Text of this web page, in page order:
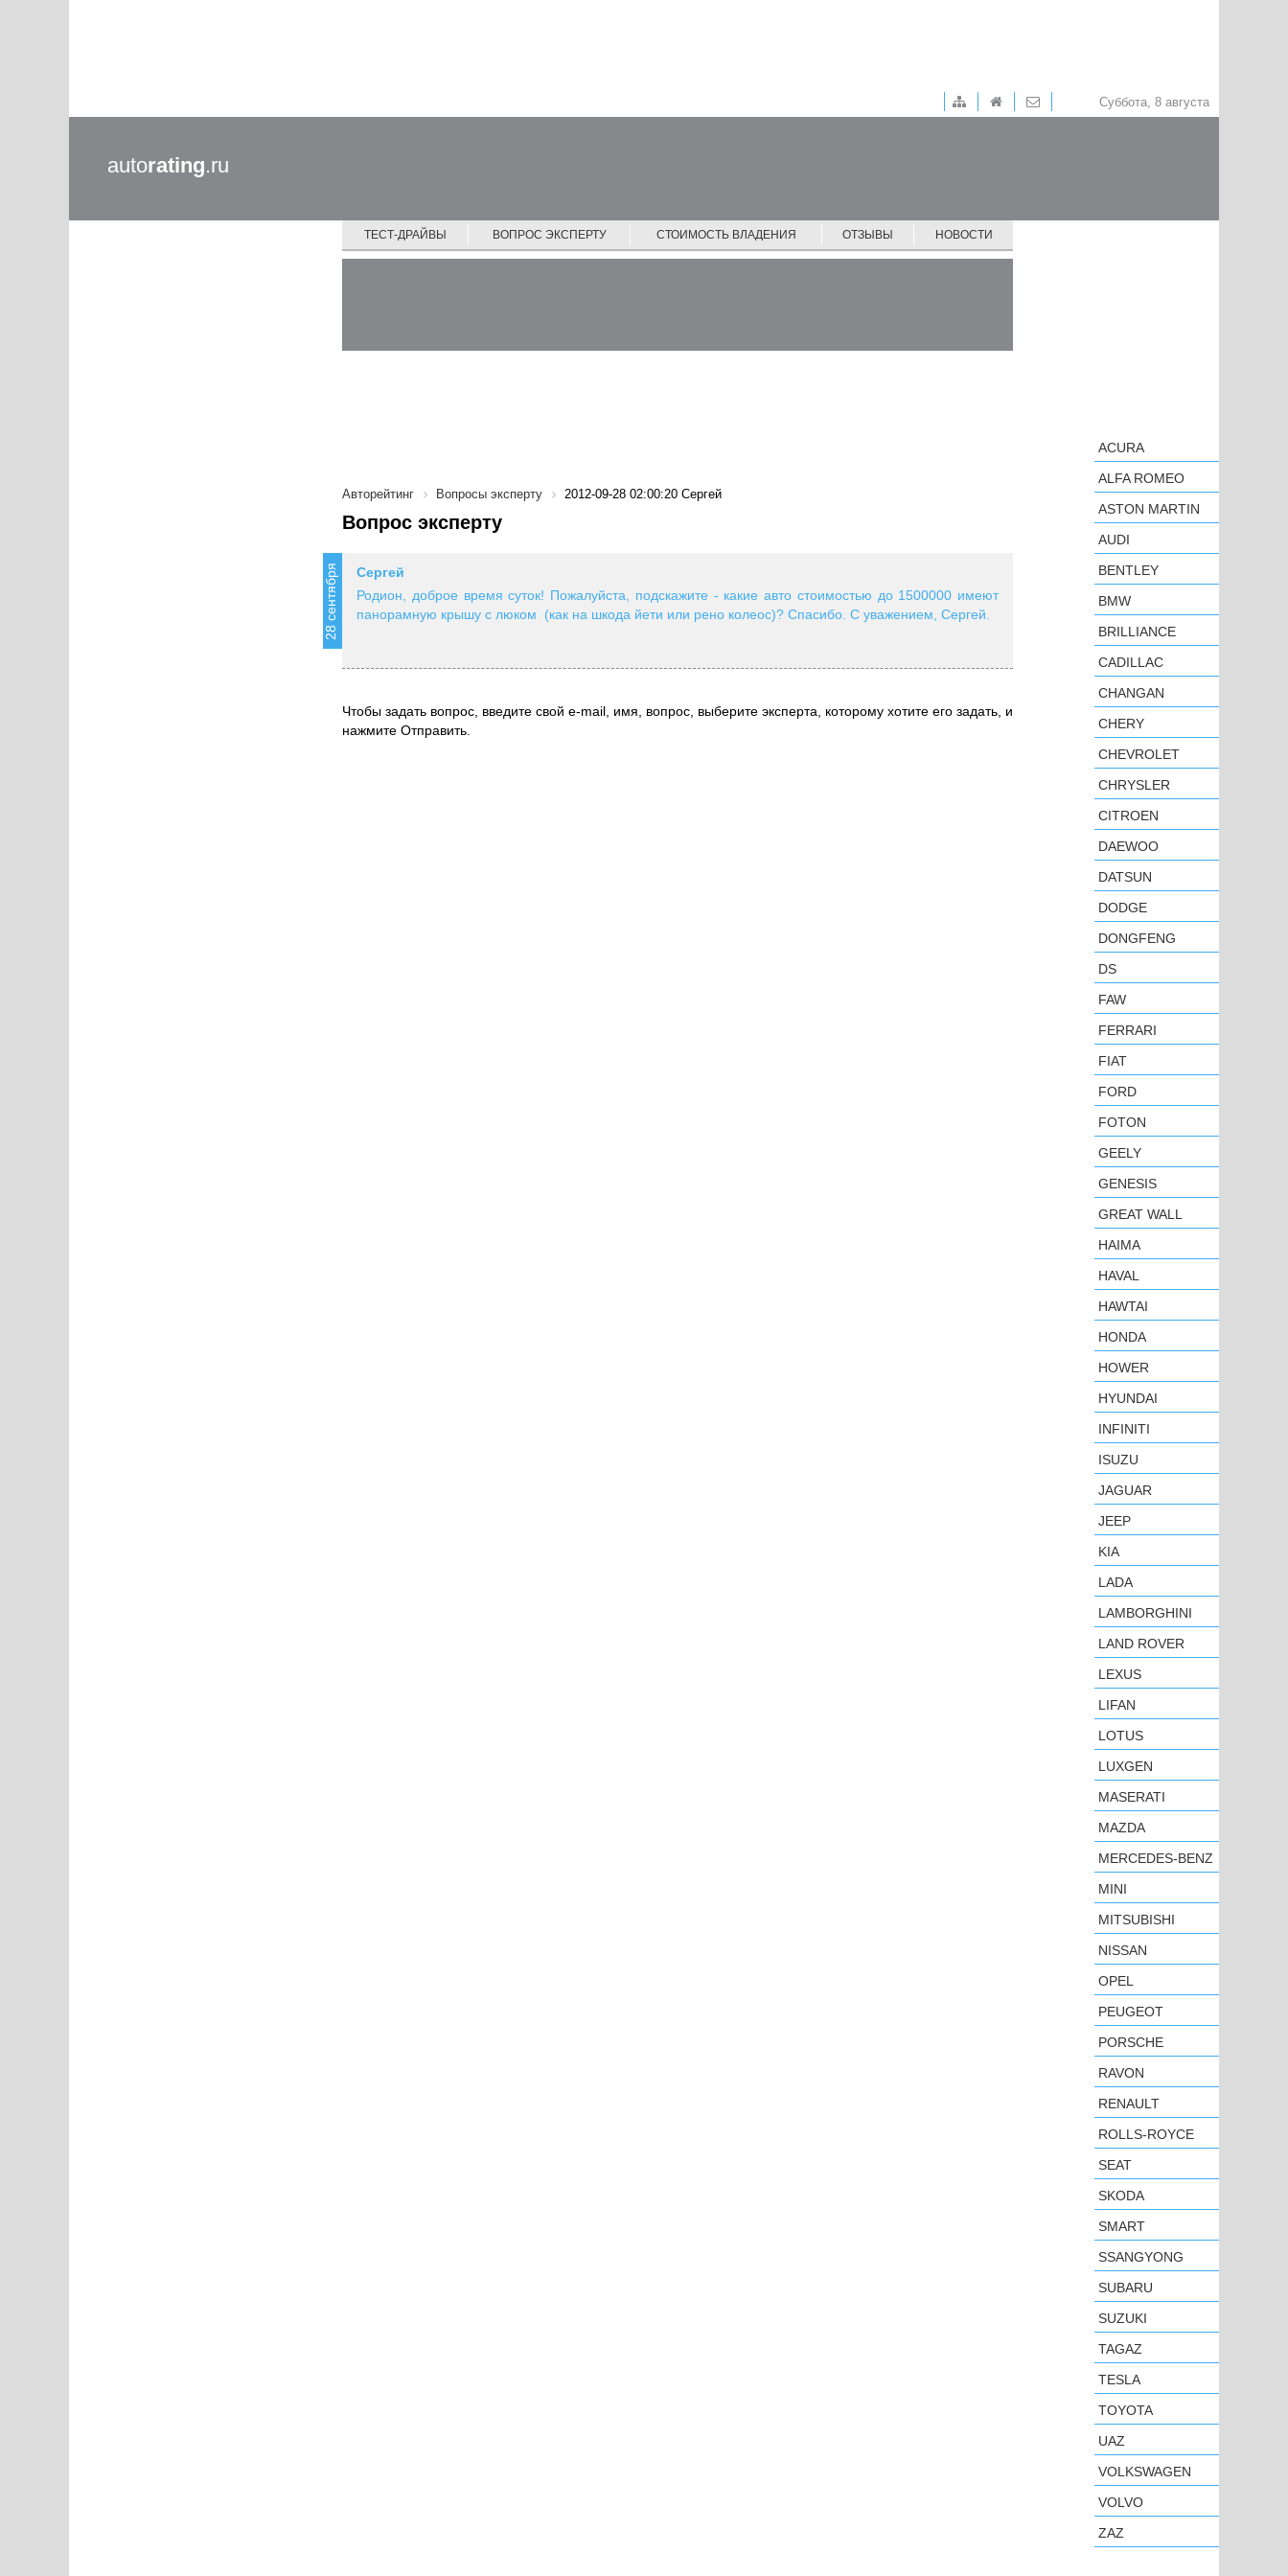
Суббота, 8 августа
autorating.ru
ТЕСТ-ДРАЙВЫ ВОПРОС ЭКСПЕРТУ СТОИМОСТЬ ВЛАДЕНИЯ ОТЗЫВЫ НОВОСТИ
Авторейтинг Вопросы эксперту 2012-09-28 02:00:20 Сергей
Вопрос эксперту
28 сентября
Сергей
Родион, доброе время суток! Пожалуйста, подскажите - какие авто стоимостью до 1500000 имеют
панорамную крышу с люком (как на шкода йети или рено колеос)? Спасибо. С уважением, Сергей.
Чтобы задать вопрос, введите свой e-mail, имя, вопрос, выберите эксперта, которому хотите его задать, и
нажмите Отправить.
ACURA
ALFA ROMEO
ASTON MARTIN
AUDI
BENTLEY
BMW
BRILLIANCE
CADILLAC
CHANGAN
CHERY
CHEVROLET
CHRYSLER
CITROEN
DAEWOO
DATSUN
DODGE
DONGFENG
DS
FAW
FERRARI
FIAT
FORD
FOTON
GEELY
GENESIS
GREAT WALL
HAIMA
HAVAL
HAWTAI
HONDA
HOWER
HYUNDAI
INFINITI
ISUZU
JAGUAR
JEEP
KIA
LADA
LAMBORGHINI
LAND ROVER
LEXUS
LIFAN
LOTUS
LUXGEN
MASERATI
MAZDA
MERCEDES-BENZ
MINI
MITSUBISHI
NISSAN
OPEL
PEUGEOT
PORSCHE
RAVON
RENAULT
ROLLS-ROYCE
SEAT
SKODA
SMART
SSANGYONG
SUBARU
SUZUKI
TAGAZ
TESLA
TOYOTA
UAZ
VOLKSWAGEN
VOLVO
ZAZ